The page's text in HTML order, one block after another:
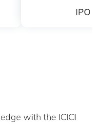
IPO
with the ICICI